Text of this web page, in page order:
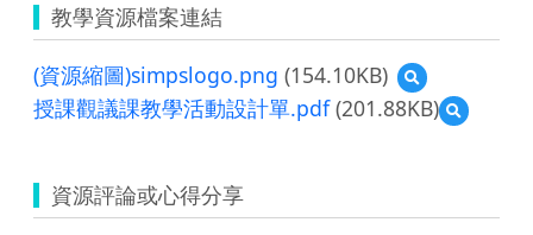
教學資源檔案連結
(資源縮圖)simpslogo.png (154.10KB)
預
覽
(資
授課觀議課教學活動設計單.pdf(201.88KB)
預
覽
議
資源評論或心得分享